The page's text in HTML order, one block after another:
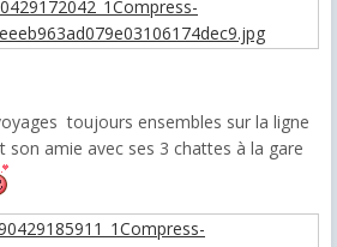
toujours ensembles sur la ligne
son amie avec ses 3 chattes à la gare